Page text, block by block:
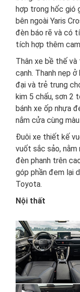
hợp trong hốc gió
bên ngoài Yaris
đèn báo rẽ và có
tích hợp thêm
Thân xe bề thế
cạnh. Thanh nẹp
đại và trẻ trung
kim 5 chấu, sơn 2
bánh xe ốp nhựa
nắm cửa cùng
Đuôi xe thiết kế
vuốt sắc sảo, nằm
đèn phanh trên
góp phần đem lại
Toyota.
Nội thất